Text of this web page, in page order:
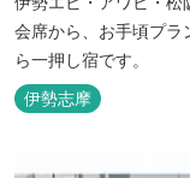
会席から、お手頃プラ
ら一押し宿です。
伊勢志摩